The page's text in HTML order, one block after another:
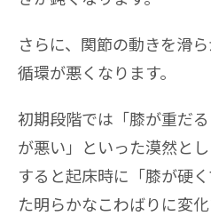
さらに、関節の動きを滑
循環が悪くなります。
初期段階では「膝が重だ
が悪い」といった漠然と
すると起床時に「膝が硬
た明らかなこわばりに変化